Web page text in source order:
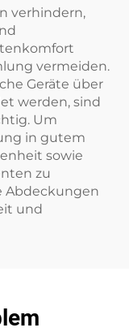
verhindern,
vermeiden.
Geräte über
werden, sind
Um
in gutem
sowie
zu
Abdeckungen
und